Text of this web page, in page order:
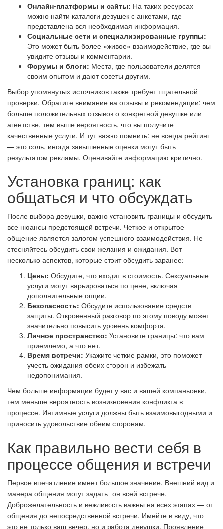
Smooth the
Hydration
Rosacea-prone Skin
Skin Imperfection
Exoliating
Eczema
Antiseptics
Flaking Skin
Pigmented skin
Puffiness & darkness
Volumizer
Allergic skin
Scrubs & Peel
Eyelashes
Wound care
Онлайн-платформы и сайты: На таких ресурсах
можно найти каталоги девушек с анкетами, где
представлена вся необходимая информация.
Социальные сети и специализированные группы:
Это может быть более «живое» взаимодействие, где вы
увидите отзывы и комментарии.
Форумы и блоги: Места, где пользователи делятся
своим опытом и дают советы другим.
Выбор упомянутых источников также требует тщательной
проверки. Обратите внимание на отзывы и рекомендации: чем
больше положительных отзывов о конкретной девушке или
агентстве, тем выше вероятность, что вы получите
качественные услуги. И тут важно помнить: не всегда рейтинг
— это соль, иногда завышенные оценки могут быть
результатом рекламы. Оценивайте информацию критично.
Установка границ: как
общаться и что обсуждать
После выбора девушки, важно установить границы и обсудить
все нюансы предстоящей встречи. Четкое и открытое
общение является залогом успешного взаимодействия. Не
стесняйтесь обсудить свои желания и ожидания. Вот
несколько аспектов, которые стоит обсудить заранее:
Цены: Обсудите, что входит в стоимость. Сексуальные
услуги могут варьироваться по цене, включая
дополнительные опции.
Безопасность: Обсудите использование средств
защиты. Откровенный разговор по этому поводу может
значительно повысить уровень комфорта.
Личное пространство: Установите границы: что вам
приемлемо, а что нет.
Время встречи: Укажите четкие рамки, это поможет
учесть ожидания обеих сторон и избежать
недопонимания.
Чем больше информации будет у вас и вашей компаньонки,
тем меньше вероятность возникновения конфликта в
процессе. Интимные услуги должны быть взаимовыгодными и
приносить удовольствие обеим сторонам.
Как правильно вести себя в
процессе общения и встречи
Первое впечатление имеет большое значение. Внешний вид и
манера общения могут задать тон всей встрече.
Доброжелательность и вежливость важны на всех этапах — от
общения до непосредственной встречи. Имейте в виду, что
это не только ваш вечер, но и работа девушки. Проявление